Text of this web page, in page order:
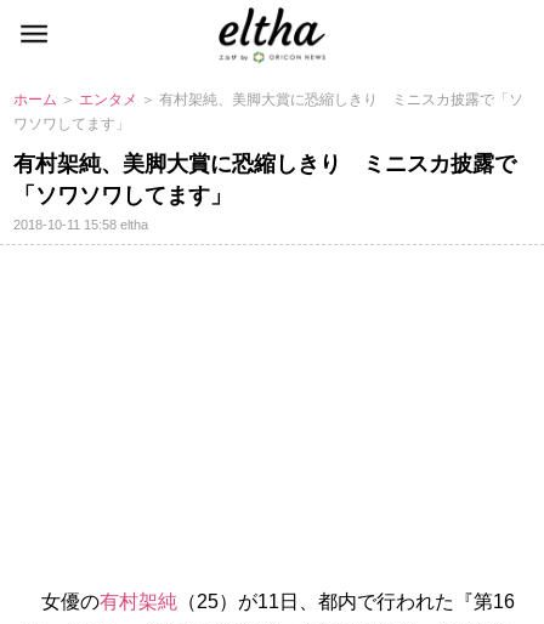
ホーム ＞ エンタメ ＞ 有村架純、美脚大賞に恐縮しきり ミニスカ披露で「ソ
ワソワしてます」
有村架純、美脚大賞に恐縮しきり ミニスカ披露で
「ソワソワしてます」
2018-10-11 15:58eltha
女優の有村架純（25）が11日、都内で行われた『第16